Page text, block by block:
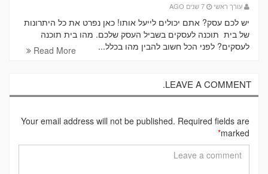
עורך ראשי
יש לכם עסק? אתם יכולים לייעל אותו! כאן נפרט את כל היתרונות
של בית תוכנה לעסקים בשביל העסק שלכם. מהו בית תוכנה
לעסקים? לפני הכל חשוב להבין מהו בכלל...
Read More
LEAVE A COMMENT.
Your email address will not be published. Required fields are
marked
*